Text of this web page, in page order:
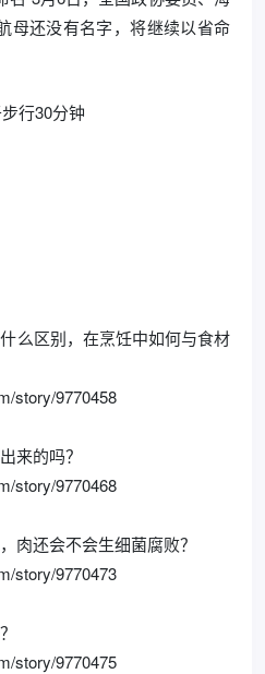
母还没有名字，将继续以省命
行30分钟
么区别，在烹饪中如何与食材
story/9770458
来的吗？
story/9770468
肉还会不会生细菌腐败？
story/9770473
story/9770475